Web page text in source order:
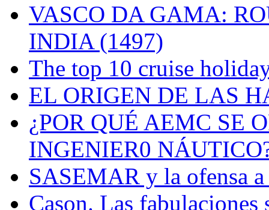
VASCO DA GAMA:
INDIA (1497)
The top 10 cruise
EL ORIGEN DE LAS
¿POR QUÉ AEMC SE
INGENIER0
SASEMAR y la ofensa a
Cason. Las fabulaciones